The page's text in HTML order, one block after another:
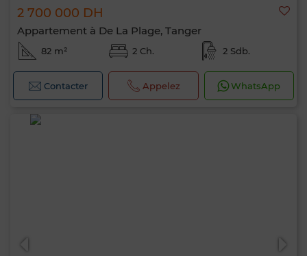
2 700 000 DH
Appartement à De La Plage, Tanger
82 m² 2 Ch. 2 Sdb.
Contacter Appelez WhatsApp